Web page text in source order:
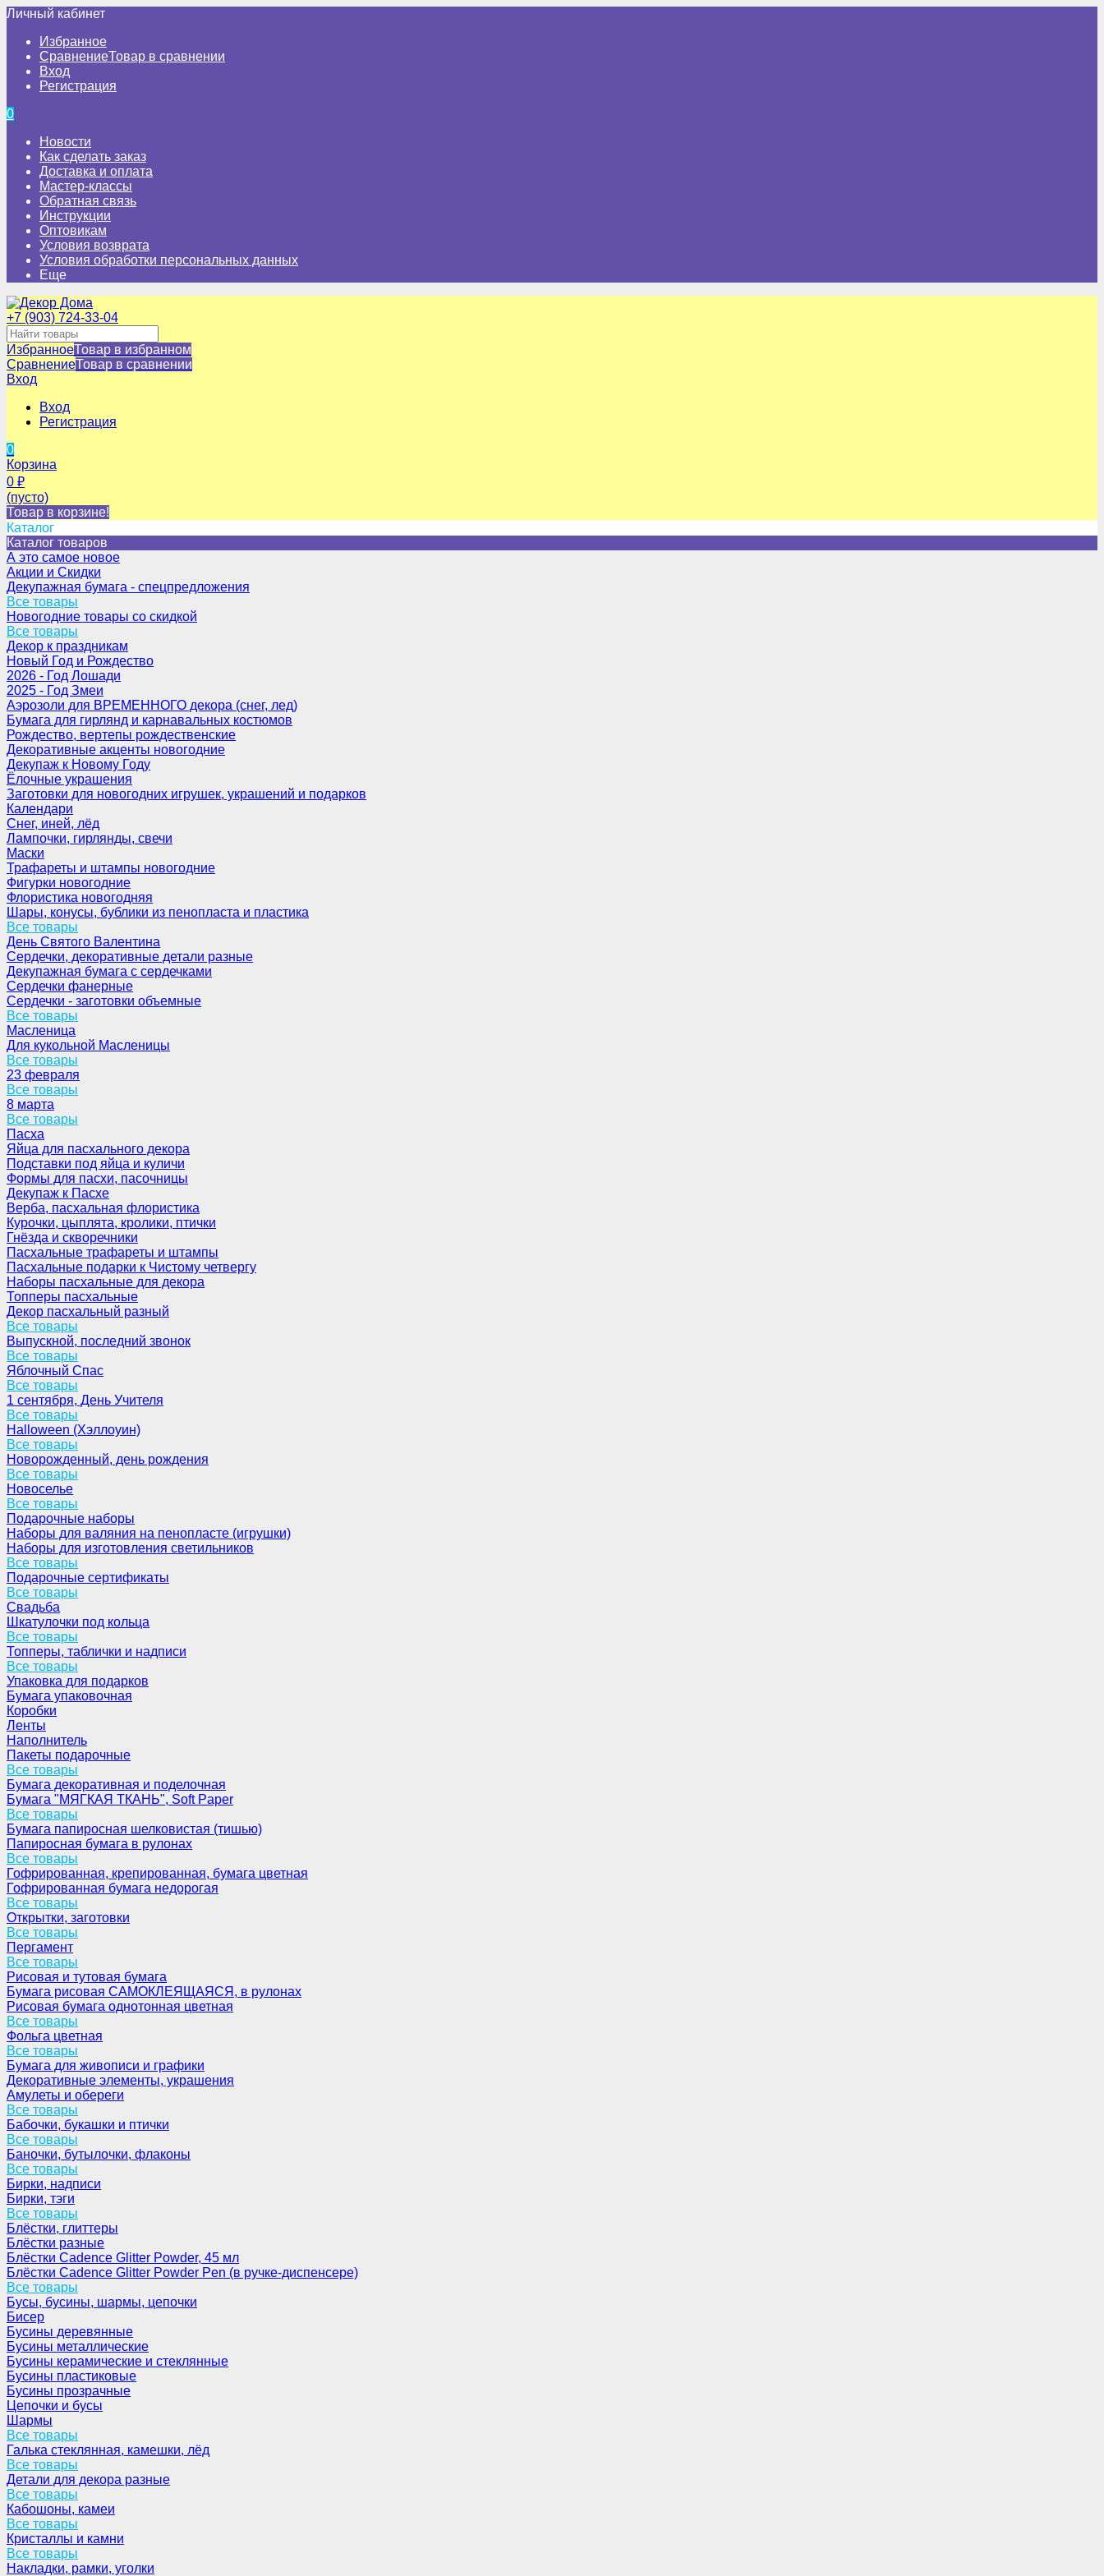
Личный кабинет
Избранное
СравнениеТовар в сравнении
Вход
Регистрация
0
Новости
Как сделать заказ
Доставка и оплата
Мастер-классы
Обратная связь
Инструкции
Оптовикам
Условия возврата
Условия обработки персональных данных
Еще
+7 (903) 724-33-04
ИзбранноеТовар в избранном
СравнениеТовар в сравнении
Вход
Вход
Регистрация
0
Корзина
0 ₽
(пусто)
Товар в корзине!
Каталог
Каталог товаров
А это самое новое
Акции и Скидки
Декупажная бумага - спецпредложения
Все товары
Новогодние товары со скидкой
Все товары
Декор к праздникам
Новый Год и Рождество
2026 - Год Лошади
2025 - Год Змеи
Аэрозоли для ВРЕМЕННОГО декора (снег, лед)
Бумага для гирлянд и карнавальных костюмов
Рождество, вертепы рождественские
Декоративные акценты новогодние
Декупаж к Новому Году
Ёлочные украшения
Заготовки для новогодних игрушек, украшений и подарков
Календари
Снег, иней, лёд
Лампочки, гирлянды, свечи
Маски
Трафареты и штампы новогодние
Фигурки новогодние
Флористика новогодняя
Шары, конусы, бублики из пенопласта и пластика
Все товары
День Святого Валентина
Сердечки, декоративные детали разные
Декупажная бумага с сердечками
Сердечки фанерные
Сердечки - заготовки объемные
Все товары
Масленица
Для кукольной Масленицы
Все товары
23 февраля
Все товары
8 марта
Все товары
Пасха
Яйца для пасхального декора
Подставки под яйца и куличи
Формы для пасхи, пасочницы
Декупаж к Пасхе
Верба, пасхальная флористика
Курочки, цыплята, кролики, птички
Гнёзда и скворечники
Пасхальные трафареты и штампы
Пасхальные подарки к Чистому четвергу
Наборы пасхальные для декора
Топперы пасхальные
Декор пасхальный разный
Все товары
Выпускной, последний звонок
Все товары
Яблочный Спас
Все товары
1 сентября, День Учителя
Все товары
Halloween (Хэллоуин)
Все товары
Новорожденный, день рождения
Все товары
Новоселье
Все товары
Подарочные наборы
Наборы для валяния на пенопласте (игрушки)
Наборы для изготовления светильников
Все товары
Подарочные сертификаты
Все товары
Свадьба
Шкатулочки под кольца
Все товары
Топперы, таблички и надписи
Все товары
Упаковка для подарков
Бумага упаковочная
Коробки
Ленты
Наполнитель
Пакеты подарочные
Все товары
Бумага декоративная и поделочная
Бумага "МЯГКАЯ ТКАНЬ", Soft Paper
Все товары
Бумага папиросная шелковистая (тишью)
Папиросная бумага в рулонах
Все товары
Гофрированная, крепированная, бумага цветная
Гофрированная бумага недорогая
Все товары
Открытки, заготовки
Все товары
Пергамент
Все товары
Рисовая и тутовая бумага
Бумага рисовая САМОКЛЕЯЩАЯСЯ, в рулонах
Рисовая бумага однотонная цветная
Все товары
Фольга цветная
Все товары
Бумага для живописи и графики
Декоративные элементы, украшения
Амулеты и обереги
Все товары
Бабочки, букашки и птички
Все товары
Баночки, бутылочки, флаконы
Все товары
Бирки, надписи
Бирки, тэги
Все товары
Блёстки, глиттеры
Блёстки разные
Блёстки Cadence Glitter Powder, 45 мл
Блёстки Cadence Glitter Powder Pen (в ручке-диспенсере)
Все товары
Бусы, бусины, шармы, цепочки
Бисер
Бусины деревянные
Бусины металлические
Бусины керамические и стеклянные
Бусины пластиковые
Бусины прозрачные
Цепочки и бусы
Шармы
Все товары
Галька стеклянная, камешки, лёд
Все товары
Детали для декора разные
Все товары
Кабошоны, камеи
Все товары
Кристаллы и камни
Все товары
Накладки, рамки, уголки